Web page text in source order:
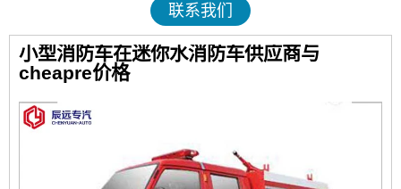
联系我们
小型消防车在迷你水消防车供应商与
cheapre价格